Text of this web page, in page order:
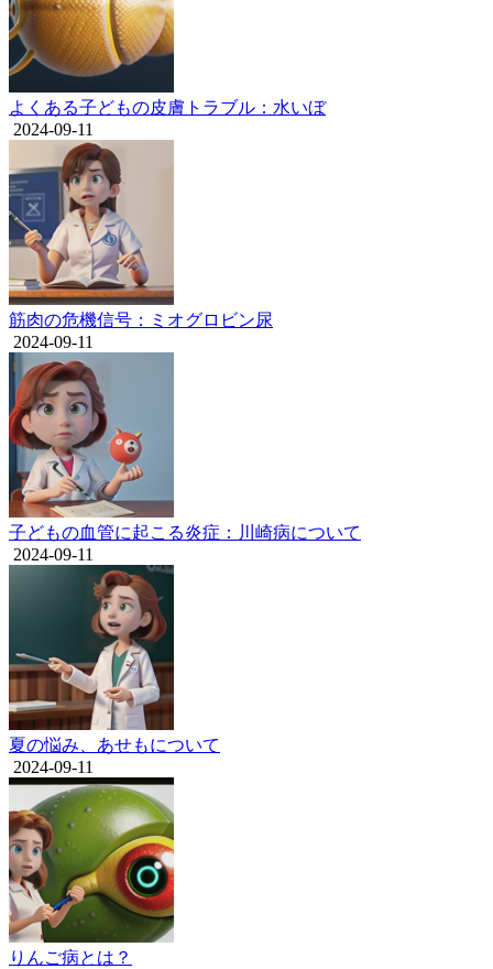
よくある子どもの皮膚トラブル：水いぼ
2024-09-11
筋肉の危機信号：ミオグロビン尿
2024-09-11
子どもの血管に起こる炎症：川崎病について
2024-09-11
夏の悩み、あせもについて
2024-09-11
りんご病とは？